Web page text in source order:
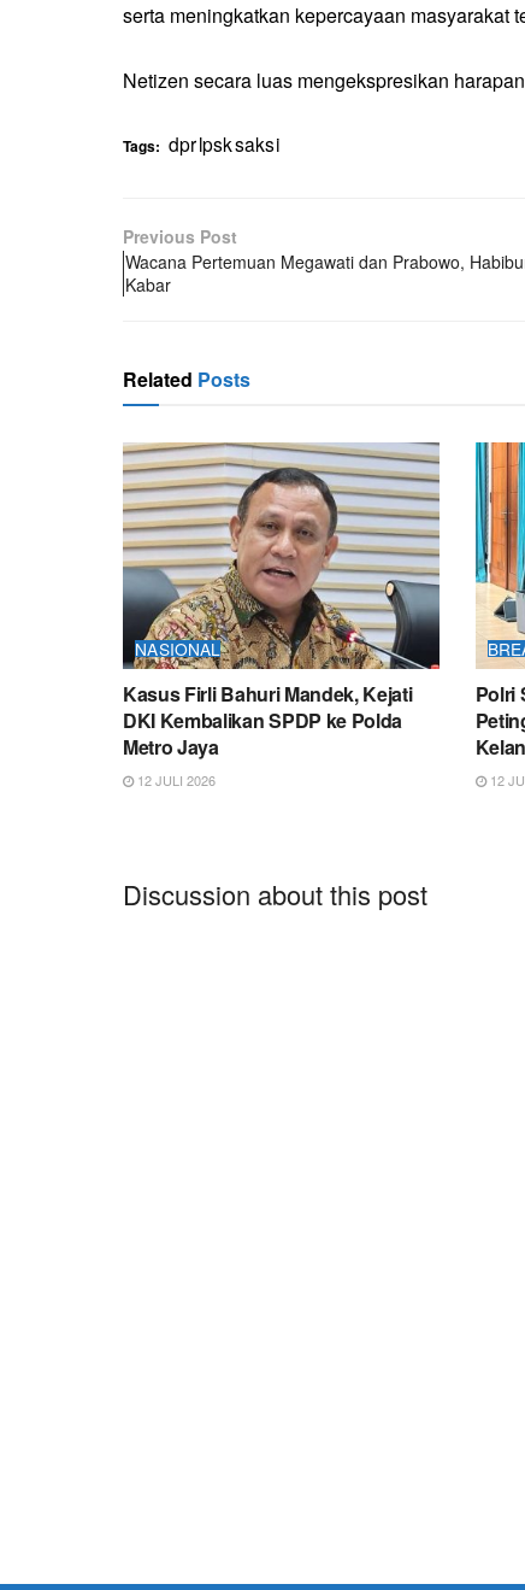
serta meningkatkan kepercayaan masyarakat
Netizen secara luas mengekspresikan
Tags: dpr lpsk
Previous Post
Wacana Pertemuan Megawati dan
Related
Kasus Firli Bahuri Mandek, Kejati
DKI Kembalikan SPDP ke Polda
Metro Jaya
Polri